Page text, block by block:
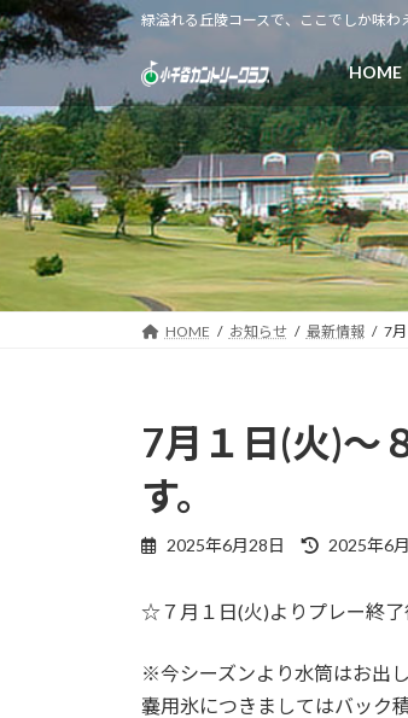
コ
ン
テ
ン
ツ
へ
ス
キ
ナ
ビ
ゲ
ー
シ
ョ
ン
に
緑溢れる丘陵コースで、ここでしか味わ
HOME
HOME お知らせ 最新情報 7
7月１日(火)～
す。
2025年6月28日
最
新
時
:
2025年6
☆７月１日(火)よりプレー終了
※今シーズンより水筒はお出
嚢用氷につきましてはバック